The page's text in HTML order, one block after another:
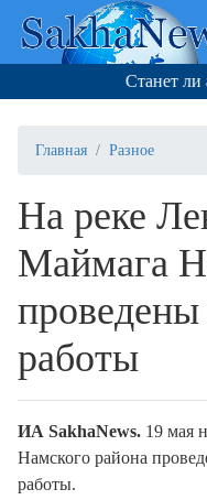
Станет ли
Главная Разное
На реке
Маймага
работы
ИА SakhaNews. 19 мая
Намского района
работы.